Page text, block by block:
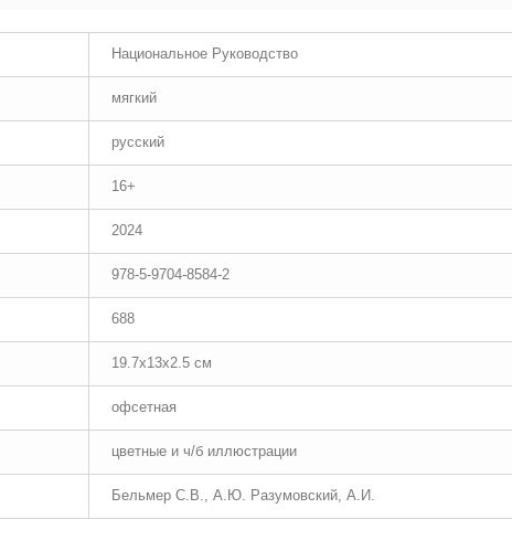
Национальное Руководство
мягкий
русский
16+
2024
978-5-9704-8584-2
688
19.7x13x2.5 см
офсетная
цветные и ч/б иллюстрации
Бельмер С.В., А.Ю. Разумовский, А.И.